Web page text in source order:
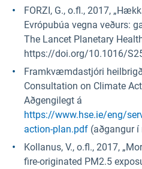
FORZI, G., o.fl., 2017,
Evrópubúa vegna veðurs:
The Lancet Planetary
https://doi.org/10.1016/
Framkvæmdastjóri
Consultation on Climate
Aðgengilegt á
https://www.hse.ie/eng/
action-plan.pdf (aðgangur í
Kollanus, V., o.fl., 2017,
fire-originated PM2.5